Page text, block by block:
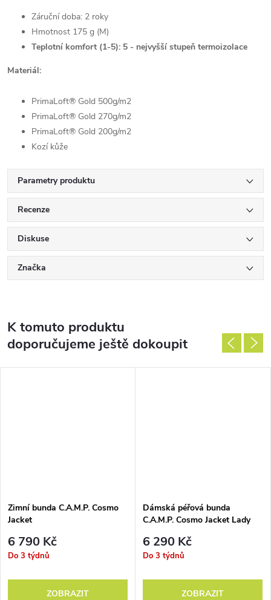
Záruční doba: 2 roky
Hmotnost 175 g (M)
Teplotní komfort (1-5): 5 - nejvyšší stupeň termoizolace
Materiál:
PrimaLoft® Gold 500g/m2
PrimaLoft® Gold 270g/m2
PrimaLoft® Gold 200g/m2
Kozí kůže
Parametry produktu
Recenze
Diskuse
Značka
K tomuto produktu
doporučujeme ještě dokoupit
Zimní bunda C.A.M.P. Cosmo
Jacket
6 790 Kč
Do 3 týdnů
ZOBRAZIT
Dámská péřová bunda
C.A.M.P. Cosmo Jacket Lady
6 290 Kč
Do 3 týdnů
ZOBRAZIT